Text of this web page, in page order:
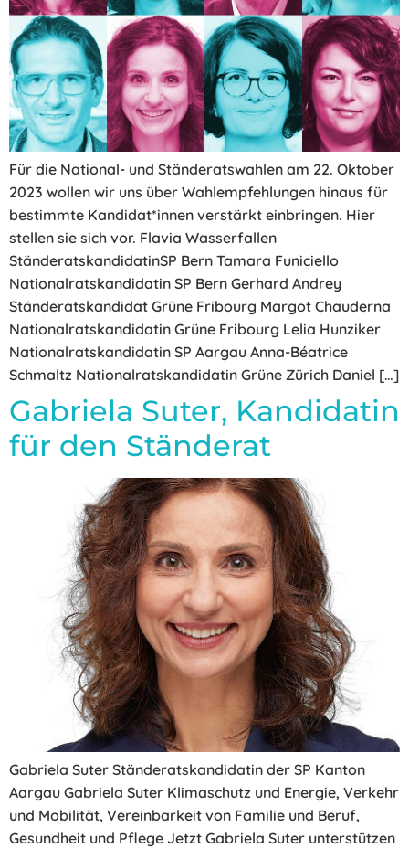
Für die National- und Ständeratswahlen am 22. Oktober
2023 wollen wir uns über Wahlempfehlungen hinaus für
bestimmte Kandidat*innen verstärkt einbringen. Hier
stellen sie sich vor. Flavia Wasserfallen
StänderatskandidatinSP Bern Tamara Funiciello
Nationalratskandidatin SP Bern Gerhard Andrey
Ständeratskandidat Grüne Fribourg Margot Chauderna
Nationalratskandidatin Grüne Fribourg Lelia Hunziker
Nationalratskandidatin SP Aargau Anna-Béatrice
Schmaltz Nationalratskandidatin Grüne Zürich Daniel […]
Gabriela Suter, Kandidatin
für den Ständerat
Gabriela Suter Ständeratskandidatin der SP Kanton
Aargau Gabriela Suter Klimaschutz und Energie, Verkehr
und Mobilität, Vereinbarkeit von Familie und Beruf,
Gesundheit und Pflege Jetzt Gabriela Suter unterstützen